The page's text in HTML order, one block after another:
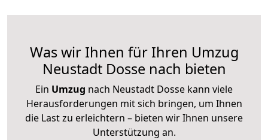
Was wir Ihnen für Ihren Umzug
Neustadt Dosse nach bieten
Ein Umzug nach Neustadt Dosse kann viele
Herausforderungen mit sich bringen, um Ihnen
die Last zu erleichtern – bieten wir Ihnen unsere
Unterstützung an.